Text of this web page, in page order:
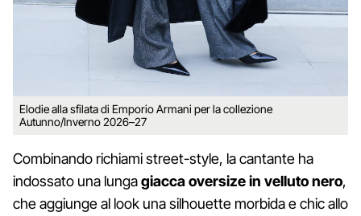
Elodie alla sfilata di Emporio Armani per la collezione
Autunno/Inverno 2026–27
Combinando richiami street-style, la cantante ha
indossato una lungagiacca oversize in velluto nero,
che aggiunge al look una silhouette morbida e chic allo